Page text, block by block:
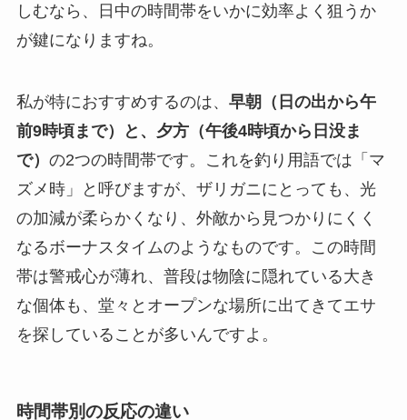
しむなら、日中の時間帯をいかに効率よく狙うか
が鍵になりますね。
私が特におすすめするのは、 早朝（日の出から午
前9時頃まで）と、夕方（午後4時頃から日没ま
で） の2つの時間帯です。これを釣り用語では「マ
ズメ時」と呼びますが、ザリガニにとっても、光
の加減が柔らかくなり、外敵から見つかりにくく
なるボーナスタイムのようなものです。この時間
帯は警戒心が薄れ、普段は物陰に隠れている大き
な個体も、堂々とオープンな場所に出てきてエサ
を探していることが多いんですよ。
時間帯別の反応の違い